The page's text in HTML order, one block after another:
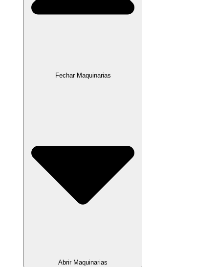
Fechar Maquinarias
Abrir Maquinarias